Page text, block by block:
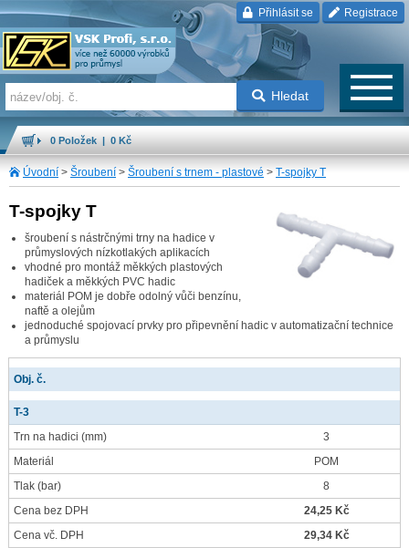
Přihlásit se Registrace
Hledat
0 Položek | 0 Kč
Úvodní > Šroubení > Šroubení s trnem - plastové > T-spojky T
T-spojky T
šroubení s nástrčnými trny na hadice v
průmyslových nízkotlakých aplikacích
vhodné pro montáž měkkých plastových
hadiček a měkkých PVC hadic
materiál POM je dobře odolný vůči benzínu,
naftě a olejům
jednoduché spojovací prvky pro připevnění hadic v automatizační technice
a průmyslu
Obj. č.
T-3
Trn na hadici (mm)
3
Materiál
POM
Tlak (bar)
8
Cena bez DPH
24,25 Kč
Cena vč. DPH
29,34 Kč